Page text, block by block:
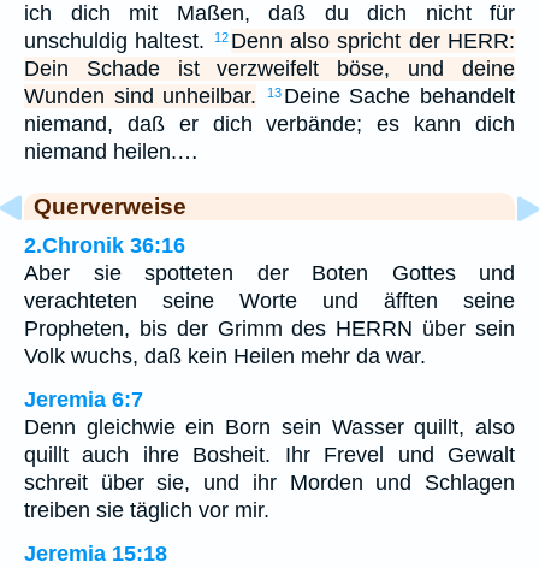
ich dich mit Maßen, daß du dich nicht für
unschuldig haltest.
12 Denn also spricht der HERR:
Dein Schade ist verzweifelt böse, und deine
Wunden sind unheilbar.
13 Deine Sache behandelt
niemand, daß er dich verbände; es kann dich
niemand heilen.…
Querverweise
2.Chronik 36:16
Aber sie spotteten der Boten Gottes und
verachteten seine Worte und äfften seine
Propheten, bis der Grimm des HERRN über sein
Volk wuchs, daß kein Heilen mehr da war.
Jeremia 6:7
Denn gleichwie ein Born sein Wasser quillt, also
quillt auch ihre Bosheit. Ihr Frevel und Gewalt
schreit über sie, und ihr Morden und Schlagen
treiben sie täglich vor mir.
Jeremia 15:18